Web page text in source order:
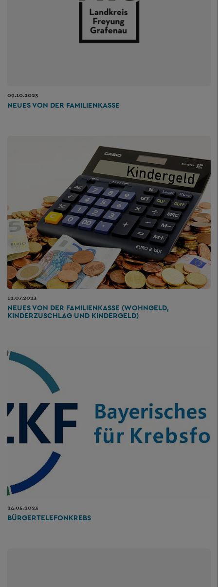
09.10.2023
NEUES VON DER FAMILIENKASSE
12.07.2023
NEUES VON DER FAMILIENKASSE (WOHNGELD,
KINDERZUSCHLAG UND KINDERGELD)
24.05.2023
BÜRGERTELEFONKREBS